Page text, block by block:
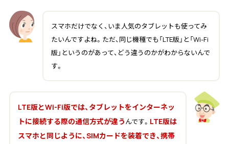
スマホだけでなく、いま人気のタブレットも使ってみ
たいんですよね。ただ、同じ機種でも「LTE版」と「Wi-Fi
版」というのがあって、どう違うのかがわからないんで
す。
LTE版とWi-Fi版では、タブレットをインターネッ
トに接続する際の通信方式が違うんです。 LTE版は
スマホと同じように、SIMカードを装着でき、携帯